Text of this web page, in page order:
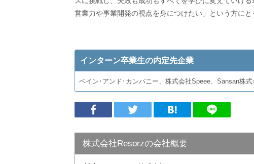
営業力や事業開発の視点を身につけたい」という方に
インターン卒業生の内定先企業
ベイン･アンド･カンパニー、株式会社Speee、Sansan株
株式会社Resorzの会社概要